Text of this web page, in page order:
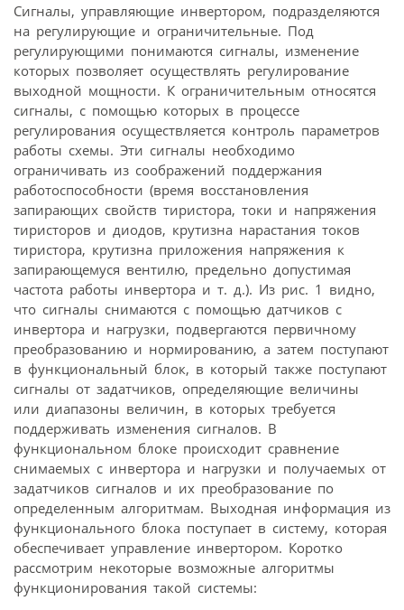
Сигналы, управляющие инвертором, подразделяются
на регулирующие и ограничительные. Под
регулирующими понимаются сигналы, изменение
которых позволяет осуществлять регулирование
выходной мощности. К ограничительным относятся
сигналы, с помощью которых в процессе
регулирования осуществляется контроль параметров
работы схемы. Эти сигналы необходимо
ограничивать из соображений поддержания
работоспособности (время восстановления
запирающих свойств тиристора, токи и напряжения
тиристоров и диодов, крутизна нарастания токов
тиристора, крутизна приложения напряжения к
запирающемуся вентилю, предельно допустимая
частота работы инвертора и т. д.). Из рис. 1 видно,
что сигналы снимаются с помощью датчиков с
инвертора и нагрузки, подвергаются первичному
преобразованию и нормированию, а затем поступают
в функциональный блок, в который также поступают
сигналы от задатчиков, определяющие величины
или диапазоны величин, в которых требуется
поддерживать изменения сигналов. В
функциональном блоке происходит сравнение
снимаемых с инвертора и нагрузки и получаемых от
задатчиков сигналов и их преобразование по
определенным алгоритмам. Выходная информация из
функционального блока поступает в систему, которая
обеспечивает управление инвертором. Коротко
рассмотрим некоторые возможные алгоритмы
функционирования такой системы: